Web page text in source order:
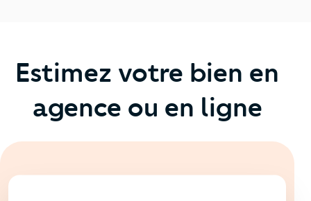
Estimez votre bien en
agence ou en ligne